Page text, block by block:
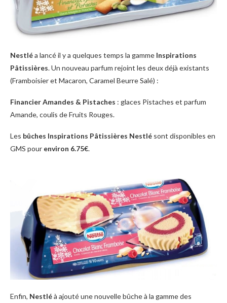
Nestléa lancé il y a quelques temps la gamme Inspirations
Pâtissières. Un nouveau parfum rejoint les deux déjà existants
(Framboisier et Macaron, Caramel Beurre Salé) :
Financier Amandes & Pistaches : glaces Pistaches et parfum
Amande, coulis de Fruits Rouges.
Les bûches Inspirations Pâtissières Nestlé sont disponibles en
GMS pour environ 6.75€.
Enfin, Nestléà ajouté une nouvelle bûche à la gamme des